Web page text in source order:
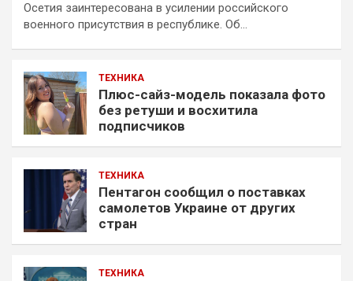
Осетия заинтересована в усилении российского
военного присутствия в республике. Об…
ТЕХНИКА
Плюс-сайз-модель показала фото
без ретуши и восхитила
подписчиков
ТЕХНИКА
Пентагон сообщил о поставках
самолетов Украине от других
стран
ТЕХНИКА